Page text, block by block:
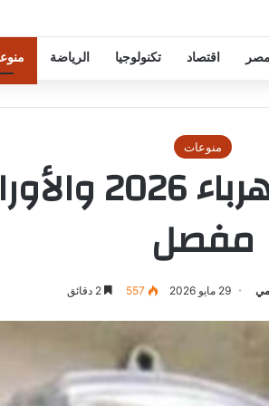
اقتصاد تكنولوجيا الرياضة
منوعات
خطوات
مفصل
29 مايو 2026 557 2 دقائق